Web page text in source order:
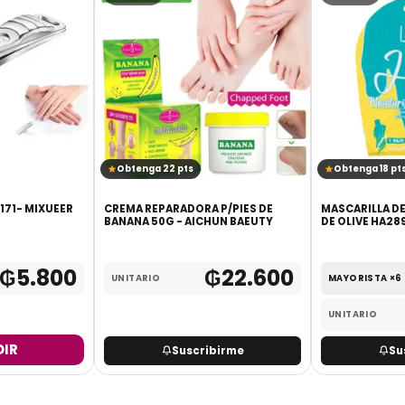
MIXUEER
₲5.800
Obtenga 22 pts
CREMA REPARADORA P/PIES DE
BANANA 50G - AICHUN BAEUTY
UNITARIO ₲22.600
Suscribirme
Obtenga 18
MASCARILLA DE MANO CON ESENCIA
MAYORISTA ×6
UNITARIO